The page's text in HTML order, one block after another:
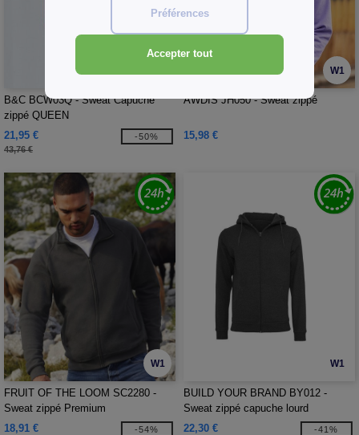
B&C BCW03Q - Sweat Capuche
zippé QUEEN
21,95 €
43,76 €
-50%
W1
AWDIS JH050 - Sweat zippé
15,98 €
W1
FRUIT OF THE LOOM SC2280 -
Sweat zippé Premium
18,91 €
-54%
W1
BUILD YOUR BRAND BY012 -
Sweat zippé capuche lourd
22,30 €
-41%
Préférences
Accepter tout